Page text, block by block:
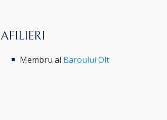
AFILIERI
Membru al Baroului Olt